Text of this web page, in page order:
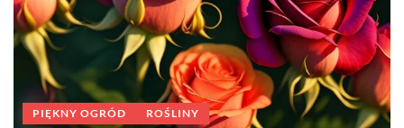
PIĘKNY OGRÓD ROŚLINY